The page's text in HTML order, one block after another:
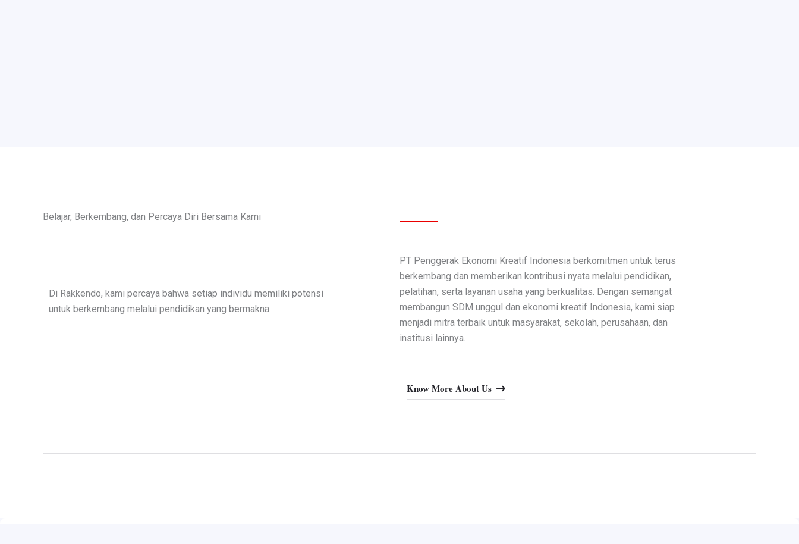
Belajar, Berkembang, dan Percaya Diri Bersama Kami
Di Rakkendo, kami percaya bahwa setiap individu memiliki potensi
untuk berkembang melalui pendidikan yang bermakna.
PT Penggerak Ekonomi Kreatif Indonesia berkomitmen untuk terus
berkembang dan memberikan kontribusi nyata melalui pendidikan,
pelatihan, serta layanan usaha yang berkualitas. Dengan semangat
membangun SDM unggul dan ekonomi kreatif Indonesia, kami siap
menjadi mitra terbaik untuk masyarakat, sekolah, perusahaan, dan
institusi lainnya.
Know More About Us